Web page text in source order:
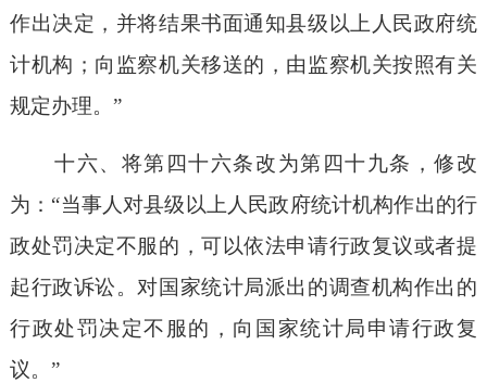
作出决定，并将结果书面通知县级以上人民政府统
计机构；向监察机关移送的，由监察机关按照有关
规定办理。”
十六、将第四十六条改为第四十九条，修改
为：“当事人对县级以上人民政府统计机构作出的行
政处罚决定不服的，可以依法申请行政复议或者提
起行政诉讼。对国家统计局派出的调查机构作出的
行政处罚决定不服的，向国家统计局申请行政复
议。”